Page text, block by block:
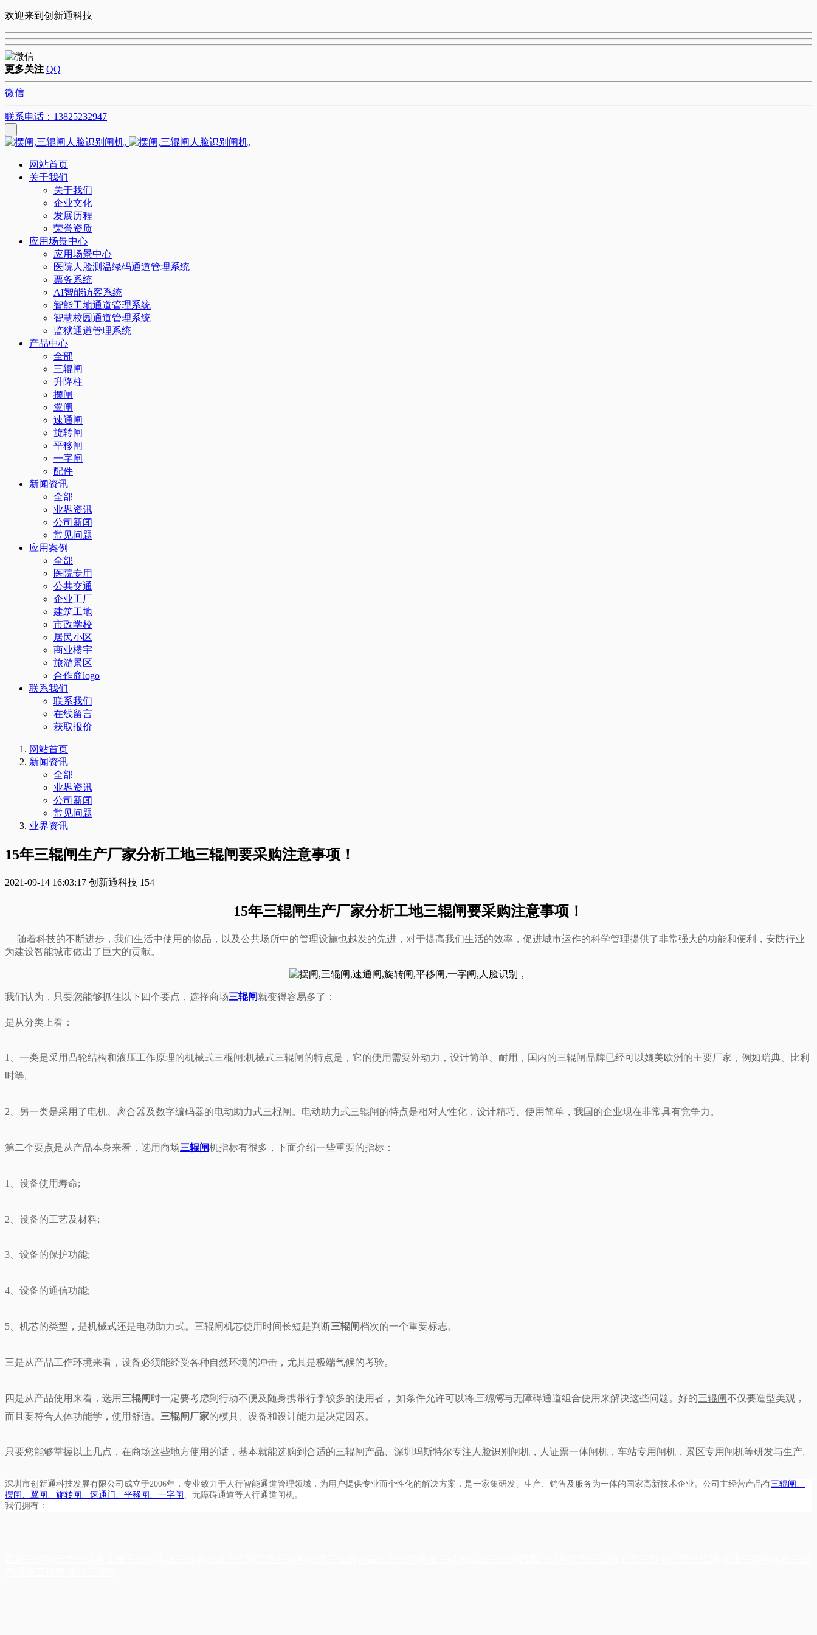
欢迎来到创新通科技
更多关注 QQ
微信
联系电话：13825232947
网站首页
关于我们
关于我们
企业文化
发展历程
荣誉资质
应用场景中心
应用场景中心
医院人脸测温绿码通道管理系统
票务系统
AI智能访客系统
智能工地通道管理系统
智慧校园通道管理系统
监狱通道管理系统
产品中心
全部
三辊闸
升降柱
摆闸
翼闸
速通闸
旋转闸
平移闸
一字闸
配件
新闻资讯
全部
业界资讯
公司新闻
常见问题
应用案例
全部
医院专用
公共交通
企业工厂
建筑工地
市政学校
居民小区
商业楼宇
旅游景区
合作商logo
联系我们
联系我们
在线留言
获取报价
网站首页
新闻资讯
全部
业界资讯
公司新闻
常见问题
业界资讯
15年三辊闸生产厂家分析工地三辊闸要采购注意事项！
2021-09-14 16:03:17 创新通科技 154
15年三辊闸生产厂家分析工地三辊闸要采购注意事项！
随着科技的不断进步，我们生活中使用的物品，以及公共场所中的管理设施也越发的先进，对于提高我们生活的效率，促进城市运作的科学管理提供了非常强大的功能和便利，安防行业
为建设智能城市做出了巨大的贡献。
我们认为，只要您能够抓住以下四个要点，选择商场三辊闸就变得容易多了：
是从分类上看：
1、一类是采用凸轮结构和液压工作原理的机械式三棍闸;机械式三辊闸的特点是，它的使用需要外动力，设计简单、耐用，国内的三辊闸品牌已经可以媲美欧洲的主要厂家，例如瑞典、比利
时等。
2、另一类是采用了电机、离合器及数字编码器的电动助力式三棍闸。电动助力式三辊闸的特点是相对人性化，设计精巧、使用简单，我国的企业现在非常具有竞争力。
第二个要点是从产品本身来看，选用商场三辊闸机指标有很多，下面介绍一些重要的指标：
1、设备使用寿命;
2、设备的工艺及材料;
3、设备的保护功能;
4、设备的通信功能;
5、机芯的类型，是机械式还是电动助力式。三辊闸机芯使用时间长短是判断三辊闸档次的一个重要标志。
三是从产品工作环境来看，设备必须能经受各种自然环境的冲击，尤其是极端气候的考验。
四是从产品使用来看，选用 三辊闸时一定要考虑到行动不便及随身携带行李较多的使用者， 如条件允许可以将 三辊闸与无障碍通道组合使用来解决这些问题。好的三辊闸不仅要造型美观，
而且要符合人体功能学，使用舒适。 三辊闸厂家的模具、设备和设计能力是决定因素。
只要您能够掌握以上几点，在商场这些地方使用的话，基本就能选购到合适的三辊闸产品、深圳玛斯特尔专注人脸识别闸机，人证票一体闸机，车站专用闸机，景区专用闸机等研发与生产。
深圳市创新通科技发展有限公司成立于2006年，专业致力于人行智能通道管理领域，为用户提供专业而个性化的解决方案，是一家集研发、生产、销售及服务为一体的国家高新技术企业。公司主经营产品有三辊闸、
摆闸、翼闸、旋转闸、速通门、平移闸、一字闸 、无障碍通道等人行通道闸机。
我们拥有：